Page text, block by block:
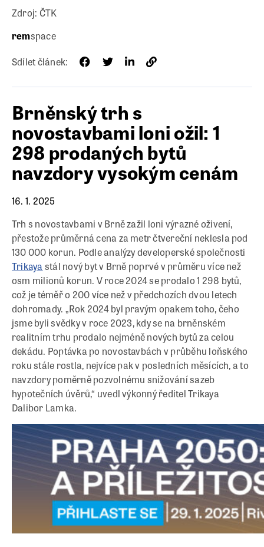
Zdroj: ČTK
remspace
Sdílet článek:
Brněnský trh s
novostavbami loni ožil: 1
298 prodaných bytů
navzdory vysokým cenám
16. 1. 2025
Trh s novostavbami v Brně zažil loni výrazné oživení,
přestože průměrná cena za metr čtvereční neklesla pod
130 000 korun. Podle analýzy developerské společnosti
Trikayastál nový byt v Brně poprvé v průměru více než
osm milionů korun. V roce 2024 se prodalo 1 298 bytů,
což je téměř o 200 více než v předchozích dvou letech
dohromady. „Rok 2024 byl pravým opakem toho, čeho
jsme byli svědky v roce 2023, kdy se na brněnském
realitním trhu prodalo nejméně nových bytů za celou
dekádu. Poptávka po novostavbách v průběhu loňského
roku stále rostla, nejvíce pak v posledních měsících, a to
navzdory poměrně pozvolnému snižování sazeb
hypotečních úvěrů,“ uvedl výkonný ředitel Trikaya
Dalibor Lamka.